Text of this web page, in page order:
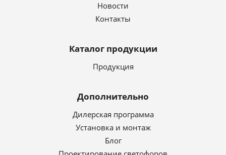
Новости
Контакты
Каталог продукции
Продукция
Дополнительно
Дилерская программа
Установка и монтаж
Блог